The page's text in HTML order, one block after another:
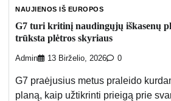
NAUJIENOS IŠ EUROPOS
G7 turi kritinį naudingųjų iškasenų
trūksta plėtros skyriaus
Admin 13 Birželio, 2026 0
G7 praėjusius metus praleido
planą, kaip užtikrinti prieigą prie